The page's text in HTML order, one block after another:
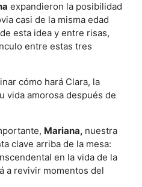
expandieron la posibilidad
casi de la misma edad
esta idea y entre risas,
entre estas tres
cómo hará Clara, la
vida amorosa después de
Mariana, nuestra
clave arriba de la mesa:
en la vida de la
a revivir momentos del